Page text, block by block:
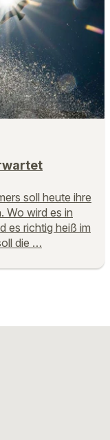
soll heute ihre
Wo wird es in
es richtig heiß im
die …